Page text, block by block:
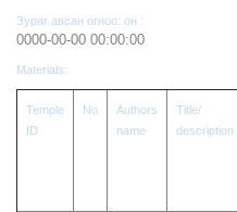
Зураг авсан огноо: он :
0000-00-00 00:00:00
Materials:
Temple
ID
No
Authors
name
Title/
description